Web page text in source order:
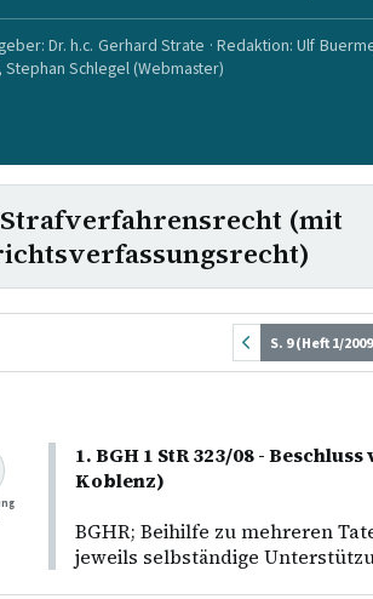
Dr. h.c. Gerhard Strate · Redaktion: Ulf
Stephan Schlegel (Webmaster)
(mit
S. 9 (Heft 1/
1. BGH 1 StR 323/08 -
Koblenz)
BGHR; Beihilfe zu mehreren
jeweils selbständige